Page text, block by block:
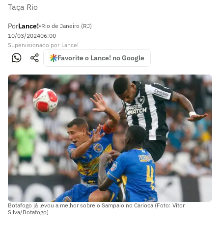
Taça Rio
PorLance!•Rio de Janeiro (RJ)
10/03/202406:00
Supervisionado por Lance!
Favorite o Lance! no Google
Botafogo já levou a melhor sobre o Sampaio no Carioca (Foto: Vítor
Silva/Botafogo)